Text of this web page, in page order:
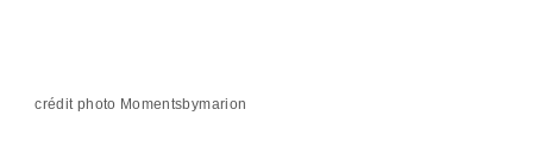
crédit photo Momentsbymarion